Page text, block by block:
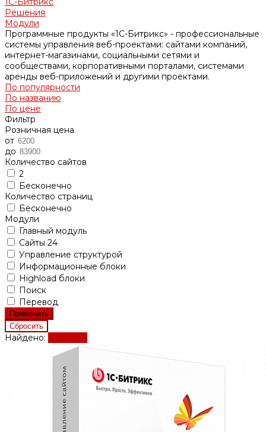
Решения
Модули
Программные продукты «1С-Битрикс» - профессиональные
системы управления веб-проектами: сайтами компаний,
интернет-магазинами, социальными сетями и
сообществами, корпоративными порталами, системами
аренды веб-приложений и другими проектами.
По популярности
По названию
По цене
Фильтр
Розничная цена
от
до
Количество сайтов
2
Бесконечно
Количество страниц
Бесконечно
Модули
Главный модуль
Сайты 24
Управление структурой
Информационные блоки
Highload блоки
Поиск
Перевод
Найдено: